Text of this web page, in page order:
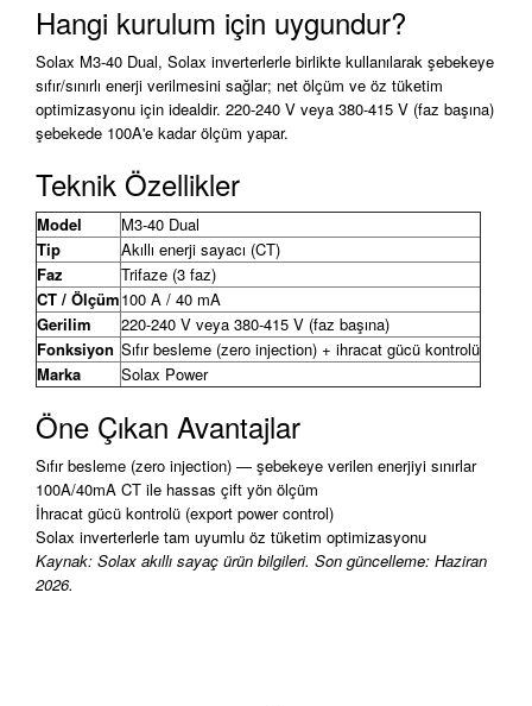
Hangi kurulum için uygundur?
Solax M3-40 Dual, Solax inverterlerle birlikte kullanılarak şebekeye
sıfır/sınırlı enerji verilmesini sağlar; net ölçüm ve öz tüketim
optimizasyonu için idealdir. 220-240 V veya 380-415 V (faz başına)
şebekede 100A'e kadar ölçüm yapar.
Teknik Özellikler
Model
M3-40 Dual
Tip
Akıllı enerji sayacı (CT)
Faz
Trifaze (3 faz)
CT / Ölçüm100 A / 40 mA
Gerilim
220-240 V veya 380-415 V (faz başına)
Fonksiyon Sıfır besleme (zero injection) + ihracat gücü kontrolü
Marka
Solax Power
Öne Çıkan Avantajlar
Sıfır besleme (zero injection) — şebekeye verilen enerjiyi sınırlar
100A/40mA CT ile hassas çift yön ölçüm
İhracat gücü kontrolü (export power control)
Solax inverterlerle tam uyumlu öz tüketim optimizasyonu
Kaynak: Solax akıllı sayaç ürün bilgileri. Son güncelleme: Haziran
2026.